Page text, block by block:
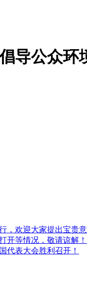
导公众环
，欢迎大家提出宝贵
开等情况，敬请谅解！
代表大会胜利召开！